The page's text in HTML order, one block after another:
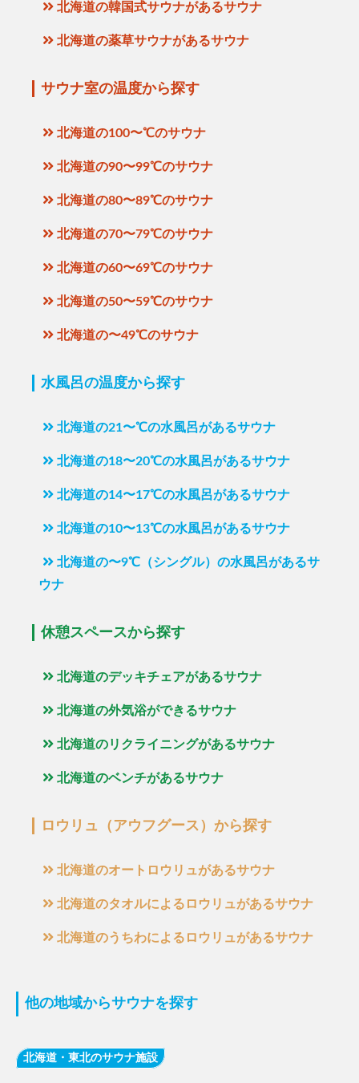
北海道の韓国式サウナがあるサウナ
北海道の薬草サウナがあるサウナ
サウナ室の温度から探す
北海道の100〜℃のサウナ
北海道の90〜99℃のサウナ
北海道の80〜89℃のサウナ
北海道の70〜79℃のサウナ
北海道の60〜69℃のサウナ
北海道の50〜59℃のサウナ
北海道の〜49℃のサウナ
水風呂の温度から探す
北海道の21〜℃の水風呂があるサウナ
北海道の18〜20℃の水風呂があるサウナ
北海道の14〜17℃の水風呂があるサウナ
北海道の10〜13℃の水風呂があるサウナ
北海道の〜9℃（シングル）の水風呂があるサ
ウナ
休憩スペースから探す
北海道のデッキチェアがあるサウナ
北海道の外気浴ができるサウナ
北海道のリクライニングがあるサウナ
北海道のベンチがあるサウナ
ロウリュ（アウフグース）から探す
北海道のオートロウリュがあるサウナ
北海道のタオルによるロウリュがあるサウナ
北海道のうちわによるロウリュがあるサウナ
他の地域からサウナを探す
北海道・東北のサウナ施設